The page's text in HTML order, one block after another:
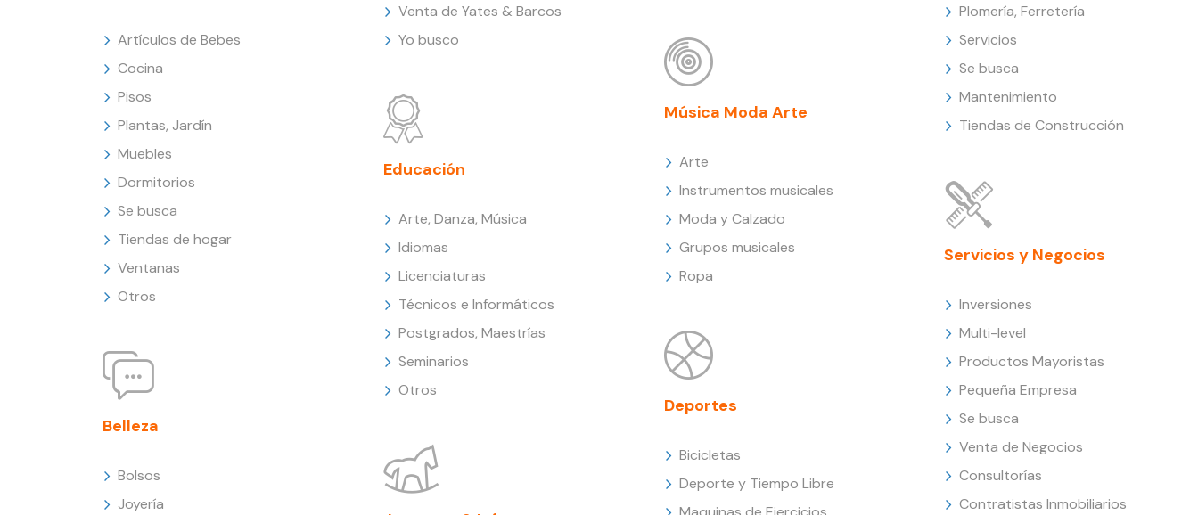
Artículos de Bebes
Cocina
Pisos
Plantas, Jardín
Muebles
Dormitorios
Se busca
Tiendas de hogar
Ventanas
Otros
Belleza
Bolsos
Joyería
Venta de Yates & Barcos
Yo busco
Educación
Arte, Danza, Música
Idiomas
Licenciaturas
Técnicos e Informáticos
Postgrados, Maestrías
Seminarios
Otros
Música Moda Arte
Arte
Instrumentos musicales
Moda y Calzado
Grupos musicales
Ropa
Deportes
Bicicletas
Deporte y Tiempo Libre
Plomería, Ferretería
Servicios
Se busca
Mantenimiento
Tiendas de Construcción
Servicios y Negocios
Inversiones
Multi-level
Productos Mayoristas
Pequeña Empresa
Se busca
Venta de Negocios
Consultorías
Contratistas Inmobiliarios